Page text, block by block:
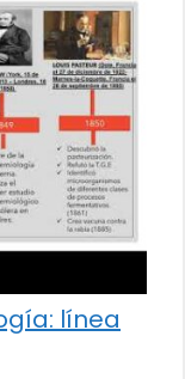
línea